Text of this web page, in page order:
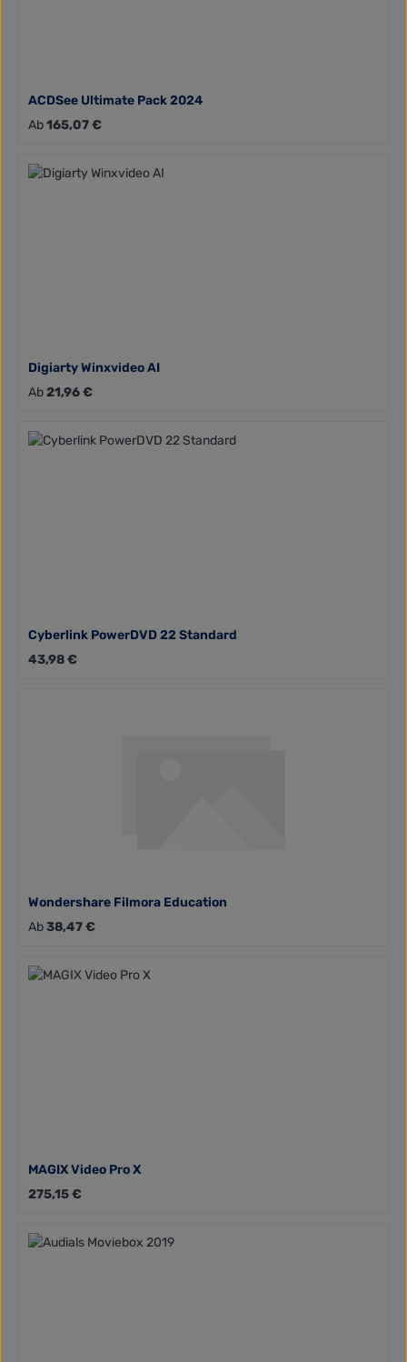
ACDSee Ultimate Pack 2024
Regulärer Preis:
Ab165,07 €
Digiarty Winxvideo AI
Regulärer Preis:
Ab21,96 €
Cyberlink PowerDVD 22 Standard
Regulärer Preis:
43,98 €
Wondershare Filmora Education
Regulärer Preis:
Ab38,47 €
MAGIX Video Pro X
Regulärer Preis:
275,15 €